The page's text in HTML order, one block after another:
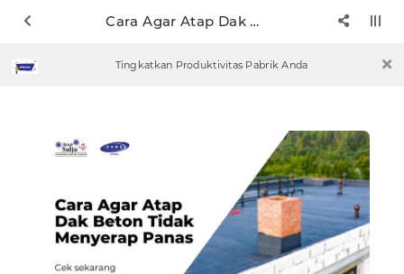
Cara Agar Atap Dak Beton Tidak Menyerap Panas
Tingkatkan Produktivitas Pabrik Anda